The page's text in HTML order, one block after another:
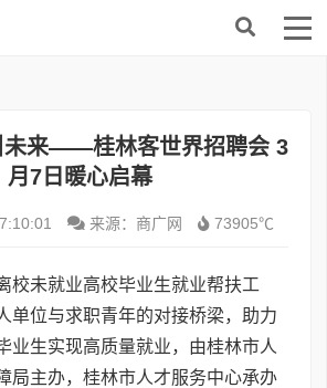
未来——桂林客世界招聘会 3
月7日暖心启幕
来源：商广网 73905℃
校未就业高校毕业生就业帮扶工
单位与求职青年的对接桥梁，助力
业生实现高质量就业，由桂林市人
局主办，桂林市人才服务中心承办